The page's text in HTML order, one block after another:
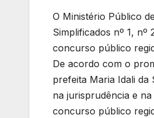
O Ministério Público
Simplificados nº 1,
concurso público
De acordo com o
prefeita Maria Idali da
na jurisprudência e
concurso público